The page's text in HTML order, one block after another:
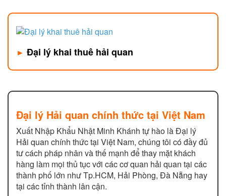
► Đại lý khai thuê hải quan
Đại lý Hải quan chính thức tại Việt Nam
Xuất Nhập Khẩu Nhật Minh Khánh tự hào là Đại lý
Hải quan chính thức tại Việt Nam, chúng tôi có đầy đủ
tư cách pháp nhân và thế mạnh để thay mặt khách
hàng làm mọi thủ tục với các cơ quan hải quan tại các
thành phố lớn như Tp.HCM, Hải Phòng, Đà Nẵng hay
tại các tỉnh thành lân cận.